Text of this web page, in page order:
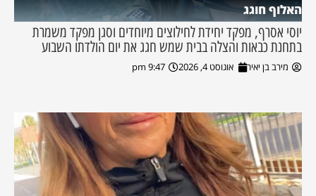
האלוף חוגג
יוסי אסרף, מפקד יחידת לחילוצים מיוחדים וסגן מפקד משמרת
בתחנת כבאות והצלה בבית שמש חגג את יום הולדתו השבוע
מירב בן יאיר אוגוסט 4, 2026 9:47 pm